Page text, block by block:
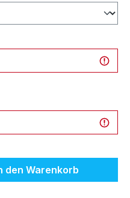
den
den Warenkorb